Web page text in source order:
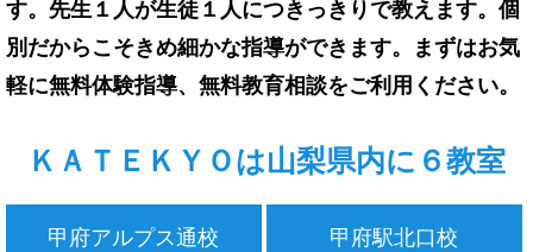
す。先生１人が生徒１人につきっきりで教えます。個
別だからこそきめ細かな指導ができます。まずはお気
軽に無料体験指導、無料教育相談をご利用ください。
ＫＡＴＥＫＹＯは山梨県内に６教室
甲府アルプス通校 甲府駅北口校